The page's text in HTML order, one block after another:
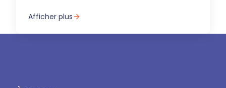
Afficher plus